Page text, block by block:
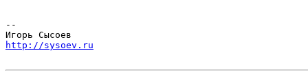
--
http://sysoev.ru